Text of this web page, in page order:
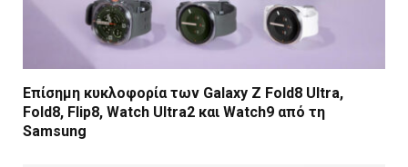
Επίσημη κυκλοφορία των Galaxy Z Fold8 Ultra,
Fold8, Flip8, Watch Ultra2 και Watch9 από τη
Samsung